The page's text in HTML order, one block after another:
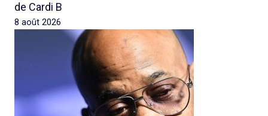
de Cardi B
8 août 2026